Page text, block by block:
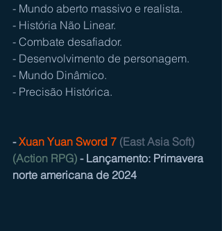
- Mundo aberto massivo e realista.
- História Não Linear.
- Combate desafiador.
- Desenvolvimento de personagem.
- Mundo Dinâmico.
- Precisão Histórica.
- Xuan Yuan Sword 7 (East Asia Soft)
(Action RPG) - Lançamento: Primavera
norte americana de 2024